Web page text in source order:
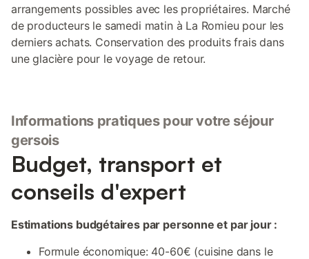
arrangements possibles avec les propriétaires. Marché
de producteurs le samedi matin à La Romieu pour les
derniers achats. Conservation des produits frais dans
une glacière pour le voyage de retour.
Informations pratiques pour votre séjour
gersois
Budget, transport et
conseils d'expert
Estimations budgétaires par personne et par jour :
Formule économique: 40-60€ (cuisine dans le